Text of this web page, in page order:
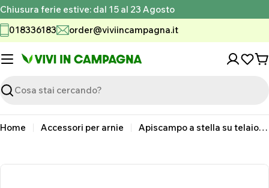
Vai
al
contenuto
Chiusura ferie estive: dal 15 al 23 Agosto
018336183
order@viviincampagna.it
Ricerca
Home Accessori per arnie Apiscampo a stella su telaio cm 43 x 50